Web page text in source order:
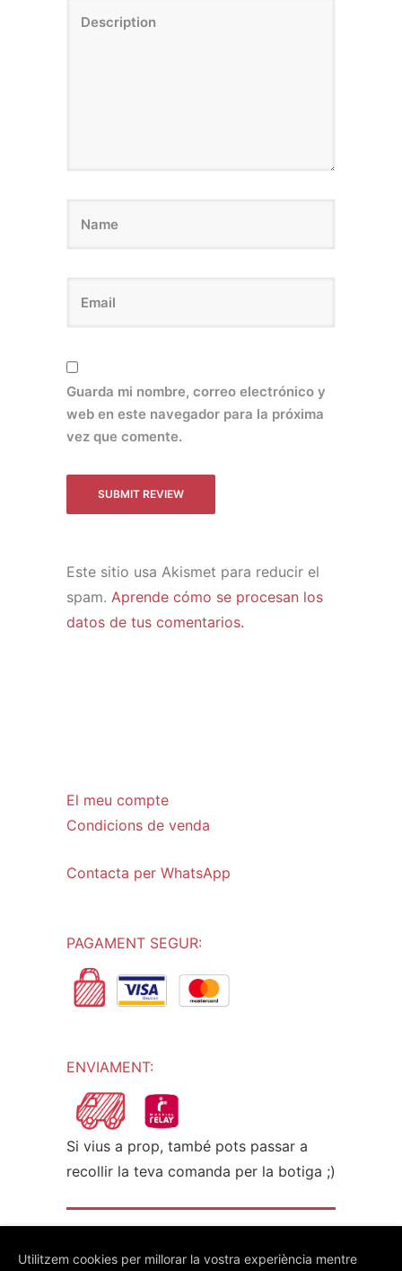
Guarda mi nombre, correo electrónico y
web en este navegador para la próxima
vez que comente.
Este sitio usa Akismet para reducir el
spam. Aprende cómo se procesan los
datos de tus comentarios.
El meu compte
Condicions de venda
Contacta per WhatsApp
PAGAMENT SEGUR:
ENVIAMENT:
Si vius a prop, també pots passar a
recollir la teva comanda per la botiga ;)
Utilitzem cookies per millorar la vostra experiència mentre